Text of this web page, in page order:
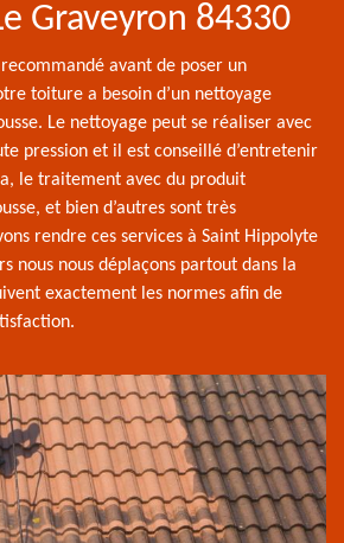
Graveyron 84330
avant de poser un
toiture a besoin d’un nettoyage
Le nettoyage peut se réaliser avec
pression et il est conseillé d’entretenir
le traitement avec du produit
et bien d’autres sont très
rendre ces services à Saint Hippolyte
nous nous déplaçons partout dans la
exactement les normes afin de